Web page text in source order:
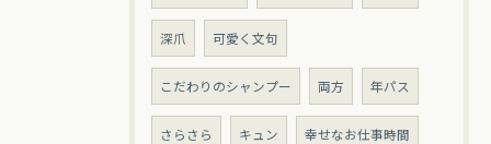
深爪 可愛く文句
こだわりのシャンプー 両方 年パス
さらさら キュン 幸せなお仕事時間